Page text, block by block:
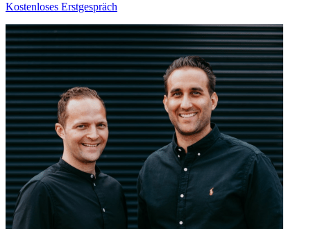
Kostenloses Erstgespräch